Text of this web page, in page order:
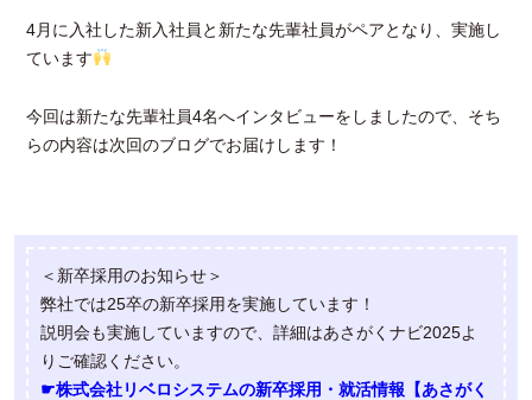
4月に入社した新入社員と新たな先輩社員がペアとなり、実施し
ています
今回は新たな先輩社員4名へインタビューをしましたので、そち
らの内容は次回のブログでお届けします！
＜新卒採用のお知らせ＞
弊社では25卒の新卒採用を実施しています！
説明会も実施していますので、詳細はあさがくナビ2025よ
りご確認ください。
☛株式会社リベロシステムの新卒採用・就活情報【あさがく